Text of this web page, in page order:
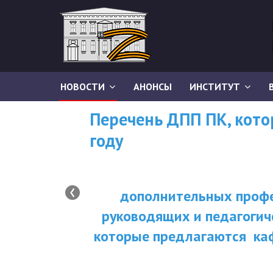
НОВОСТИ АНОНСЫ ИНСТИТУТ
Перечень ДПП ПК,
году
дополнительных
руководящих и
которые предлагаются
‹